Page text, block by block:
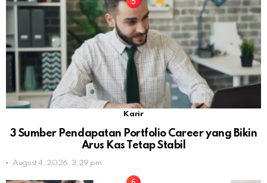
Karir
3 Sumber Pendapatan Portfolio Career yang Bikin
Arus Kas Tetap Stabil
August 4, 2026, 3:29 pm